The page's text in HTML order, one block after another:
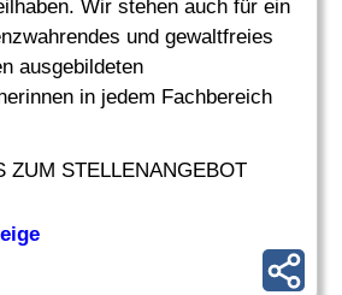
Wir stehen auch für ein
und gewaltfreies
ausgebildeten
in jedem Fachbereich
ZUM STELLENANGEBOT